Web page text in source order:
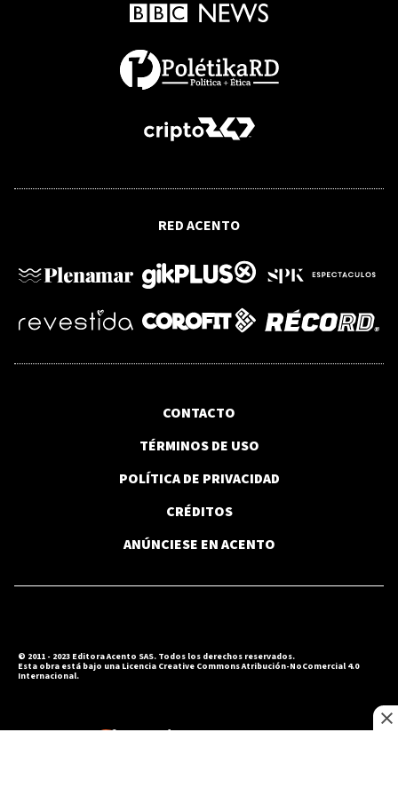
Cómo los buques varados en el
desencadenar una "superpropagación"
de especies marinas invasoras
VIDEO
Defensa de Ivonne Handal sostiene que
juicio por asesinato
Francia prohibe llamadas comerciales
Abinader: “Las becas ya no se
consiguen por cuña ni por influencia
Juan Hubieres dice acuerdo en corredor
Mella evita conflictos innecesarios
RED ACENTO
CONTACTO
TÉRMINOS DE USO
POLÍTICA DE PRIVACIDAD
CRÉDITOS
ANÚNCIESE EN ACENTO
© 2011 - 2023 Editora Acento SAS. Todos los derechos reservados.
Esta obra está bajo una Licencia Creative Commons Atribución-NoComercial 4.0
Internacional.